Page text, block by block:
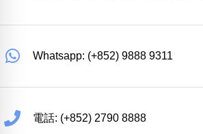
Whatsapp: (+852) 9888 9311
電話: (+852) 2790 8888